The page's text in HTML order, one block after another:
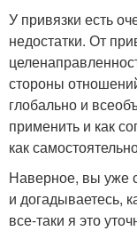
У привязки есть
недостатки. От
стороны
глобально и
применить и как
как
Наверное, вы уже
и догадываетесь,
все-таки я это